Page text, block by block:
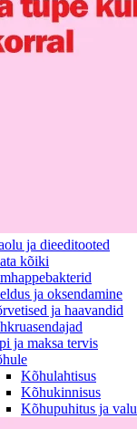
ja dieeditooted
kõiki
ja oksendamine
ja haavandid
ja maksa tervis
Kõhulahtisus
Kõhukinnisus
Kõhupuhitus ja valu